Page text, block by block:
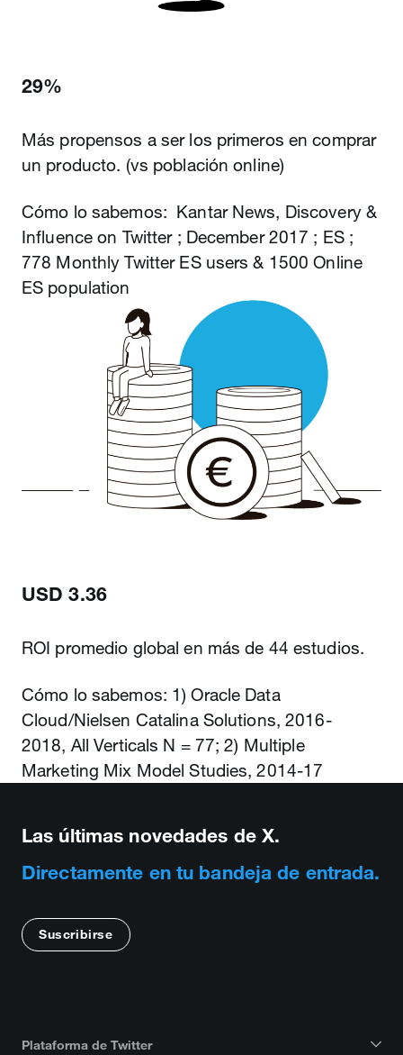
29%
Más propensos a ser los primeros en comprar
un producto. (vs población online)
Cómo lo sabemos: Kantar News, Discovery &
Influence on Twitter ; December 2017 ; ES ;
778 Monthly Twitter ES users & 1500 Online
ES population
USD 3.36
ROI promedio global en más de 44 estudios.
Cómo lo sabemos: 1) Oracle Data
Cloud/Nielsen Catalina Solutions, 2016-
2018, All Verticals N = 77; 2) Multiple
Marketing Mix Model Studies, 2014-17
Las últimas novedades de X.
Directamente en tu bandeja de entrada.
Suscribirse
Plataforma de Twitter